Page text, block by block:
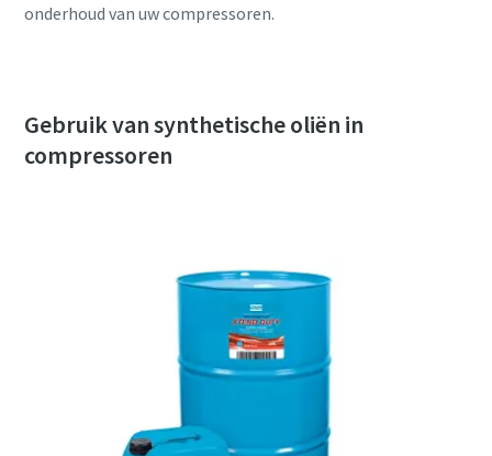
onderhoud van uw compressoren.
Gebruik van synthetische oliën in
compressoren